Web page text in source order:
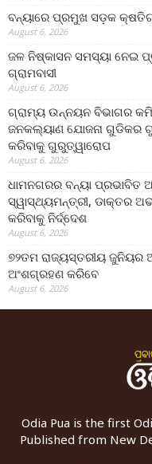
ବନ୍ୟାରେ ପ୍ରମୁଖ ସଡ଼କ
August 6, 2026
ଜଳ ନିଷ୍କାସନ ସମସ୍ୟା ନେଇ
ଗ୍ରାମବାସୀ
August 6, 2026
ଗ୍ରାମ୍ୟ ଉନ୍ନୟନ ବିଭାଗର
ଜନକଲ୍ୟାଣ ଯୋଜନା ଗୁଡିକର
କରିବାକୁ ଗୁରୁତ୍ୱାରୋପ
August 6, 2026
ଧାମନଗରର ବନ୍ୟା ପ୍ରଭାବିତ
ସ୍ୱାସ୍ଥ୍ୟମନ୍ତ୍ରୀ, ଡାକ୍ତର
କରିବାକୁ ନିର୍ଦ୍ଦେଶ
August 6, 2026
୭୨ତମ ରାଜ୍ୟସ୍ତରୀୟ
ଅଂଶଗ୍ରହଣ କରିବେ
August 6, 2026
Odia Pua is the first
Published from New